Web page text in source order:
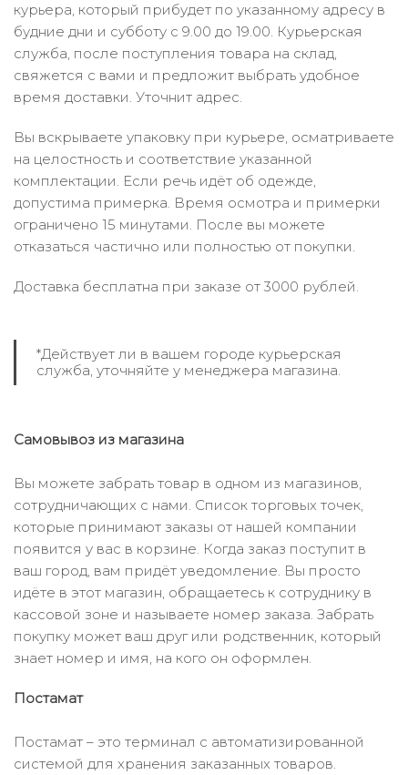
курьера, который прибудет по указанному адресу в
будние дни и субботу с 9.00 до 19.00. Курьерская
служба, после поступления товара на склад,
свяжется с вами и предложит выбрать удобное
время доставки. Уточнит адрес.
Вы вскрываете упаковку при курьере, осматриваете
на целостность и соответствие указанной
комплектации. Если речь идёт об одежде,
допустима примерка. Время осмотра и примерки
ограничено 15 минутами. После вы можете
отказаться частично или полностью от покупки.
Доставка бесплатна при заказе от 3000 рублей.
*Действует ли в вашем городе курьерская
служба, уточняйте у менеджера магазина.
Самовывоз из магазина
Вы можете забрать товар в одном из магазинов,
сотрудничающих с нами. Список торговых точек,
которые принимают заказы от нашей компании
появится у вас в корзине. Когда заказ поступит в
ваш город, вам придёт уведомление. Вы просто
идёте в этот магазин, обращаетесь к сотруднику в
кассовой зоне и называете номер заказа. Забрать
покупку может ваш друг или родственник, который
знает номер и имя, на кого он оформлен.
Постамат
Постамат – это терминал с автоматизированной
системой для хранения заказанных товаров.